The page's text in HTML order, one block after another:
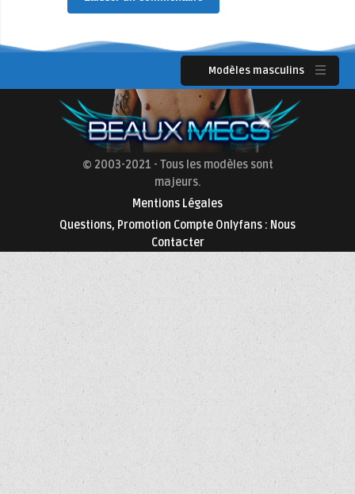
Modèles masculins
© 2003-2021 - Tous les modèles sont
majeurs.
Mentions Légales
Questions, Promotion Compte Onlyfans : Nous
Contacter